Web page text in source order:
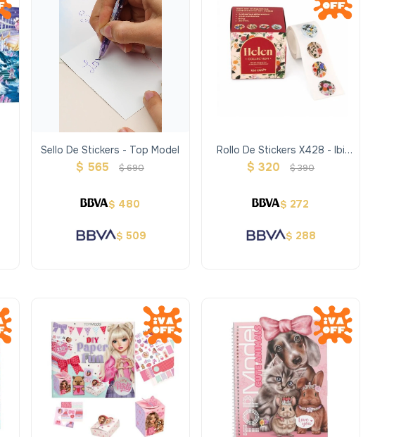
Sello De Stickers - Top Model
$ 565 $690
$ 480
$ 509
Rollo De Stickers X428 - Ibi
Craft Helen
$ 320 $390
$ 272
$ 288